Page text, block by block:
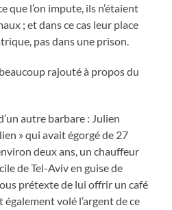
que l’on impute, ils n’étaient
; et dans ce cas leur place
pas dans une prison.
beaucoup rajouté à propos du
autre barbare : Julien
» qui avait égorgé de 27
deux ans, un chauffeur
de Tel-Aviv en guise de
prétexte de lui offrir un café
volé l’argent de ce